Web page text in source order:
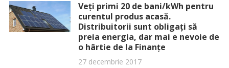
Veţi primi 20 de bani/kWh pentru
curentul produs acasă.
Distribuitorii sunt obligaţi să
preia energia, dar mai e nevoie de
o hârtie de la Finanţe
27 decembrie 2017